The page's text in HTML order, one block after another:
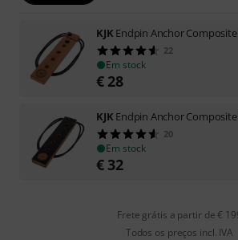
KJK Endpin Anchor
22
Em stock
€ 28
KJK Endpin Anchor Composite
20
Em stock
€ 32
Frete grátis a partir de €
Todos os preços incl. IVA